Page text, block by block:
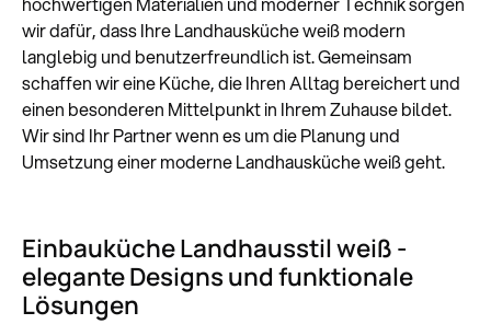
wir dafür, dass Ihre Landhausküche weiß modern
langlebig und benutzerfreundlich ist. Gemeinsam
schaffen wir eine Küche, die Ihren Alltag bereichert und
einen besonderen Mittelpunkt in Ihrem Zuhause bildet.
Wir sind Ihr Partner wenn es um die Planung und
Umsetzung einer moderne Landhausküche weiß geht.
Einbauküche Landhausstil weiß -
elegante Designs und funktionale
Lösungen